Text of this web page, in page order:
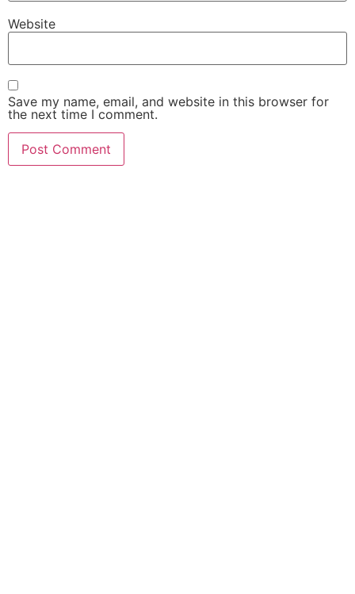
Website
Save my name, email, and website in this browser for
the next time I comment.